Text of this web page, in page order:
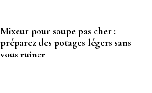
Mixeur pour soupe pas cher :
préparez des potages légers sans
vous ruiner